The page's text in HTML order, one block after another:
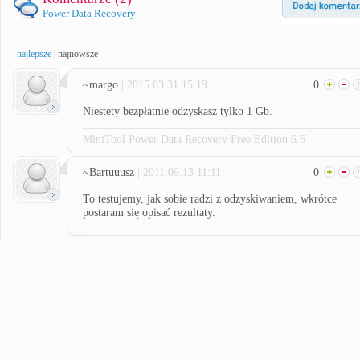
Power Data Recovery
najlepsze najnowsze
~margo | 2015.03.31 15:19 0
Niestety bezpłatnie odzyskasz tylko 1 Gb.
MiniTool Power Data Recovery Free Edition 6.6
~Bartuuusz | 2011.09.13 11:11 0
To testujemy, jak sobie radzi z odzyskiwaniem, wkrótce
postaram się opisać rezultaty.